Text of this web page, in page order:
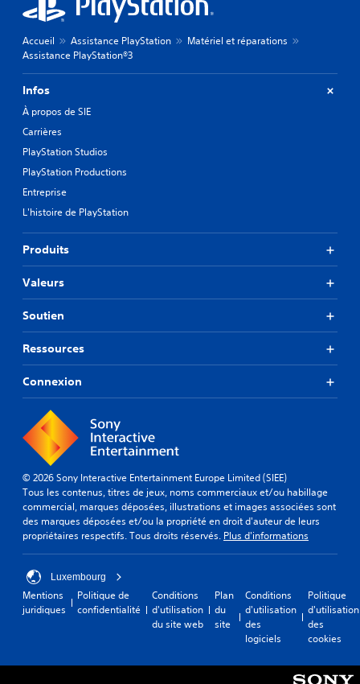
Accueil Assistance PlayStation
Matériel et réparations
Assistance PlayStation®3
Infos
À propos de SIE
Carrières
PlayStation Studios
PlayStation Productions
Entreprise
L'histoire de PlayStation
Produits
Valeurs
Soutien
Ressources
Connexion
© 2026 Sony Interactive Entertainment Europe Limited (SIEE)
Tous les contenus, titres de jeux, noms commerciaux et/ou habillage
commercial, marques déposées, illustrations et images associées sont
des marques déposées et/ou la propriété en droit d'auteur de leurs
propriétaires respectifs. Tous droits réservés. Plus d'informations
Luxembourg
Mentions
juridiques
Politique de
confidentialité
Conditions
d'utilisation
du site web
Plan
du
site
Conditions
d'utilisation
des
logiciels
Politique
d'utilisation
des
cookies